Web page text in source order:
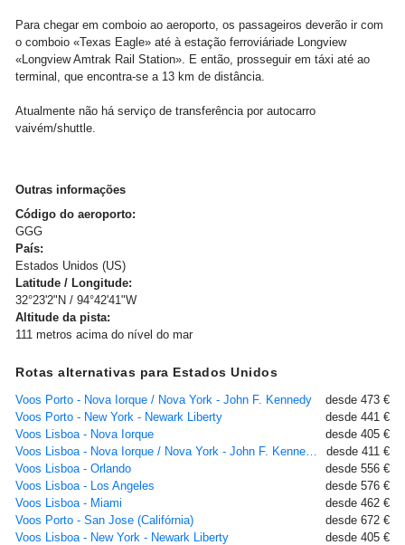
Para chegar em comboio ao aeroporto, os passageiros deverão ir com
o comboio «Texas Eagle» até à estação ferroviáriade Longview
«Longview Amtrak Rail Station». E então, prosseguir em táxi até ao
terminal, que encontra-se a 13 km de distância.
Atualmente não há serviço de transferência por autocarro
vaivém/shuttle.
Outras informações
Código do aeroporto:
GGG
País:
Estados Unidos (US)
Latitude / Longitude:
32°23'2"N / 94°42'41"W
Altitude da pista:
111 metros acima do nível do mar
Rotas alternativas para Estados Unidos
Voos Porto - Nova Iorque / Nova York - John F. Kennedy
desde 473 €
Voos Porto - New York - Newark Liberty
desde 441 €
Voos Lisboa - Nova Iorque
desde 405 €
Voos Lisboa - Nova Iorque / Nova York - John F. Kennedy
desde 411 €
Voos Lisboa - Orlando
desde 556 €
Voos Lisboa - Los Angeles
desde 576 €
Voos Lisboa - Miami
desde 462 €
Voos Porto - San Jose (Califórnia)
desde 672 €
Voos Lisboa - New York - Newark Liberty
desde 405 €